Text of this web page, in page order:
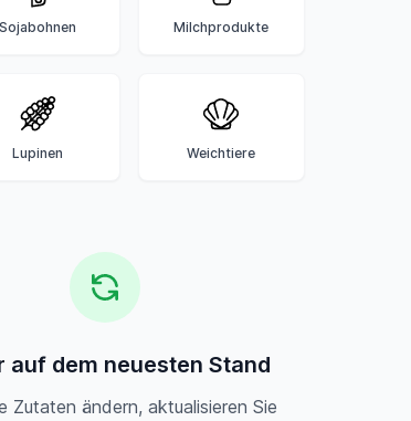
Sojabohnen Milchprodukte
Lupinen Weichtiere
auf dem neuesten Stand
Zutaten ändern, aktualisieren Sie